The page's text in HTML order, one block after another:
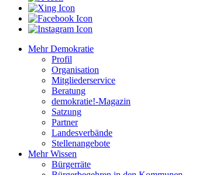
Mehr Demokratie
Profil
Organisation
Mitgliederservice
Beratung
demokratie!-Magazin
Satzung
Partner
Landesverbände
Stellenangebote
Mehr Wissen
Bürgerräte